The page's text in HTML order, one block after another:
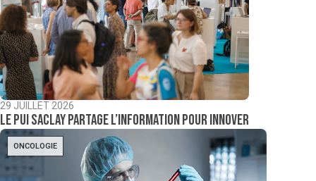
29 JUILLET 2026
Le PUI Saclay partage l’information pour innover
ONCOLOGIE